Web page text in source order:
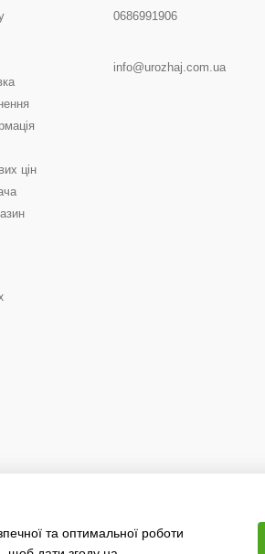
цін
0686991906
info@urozhaj.com.ua
та оптимальної роботи